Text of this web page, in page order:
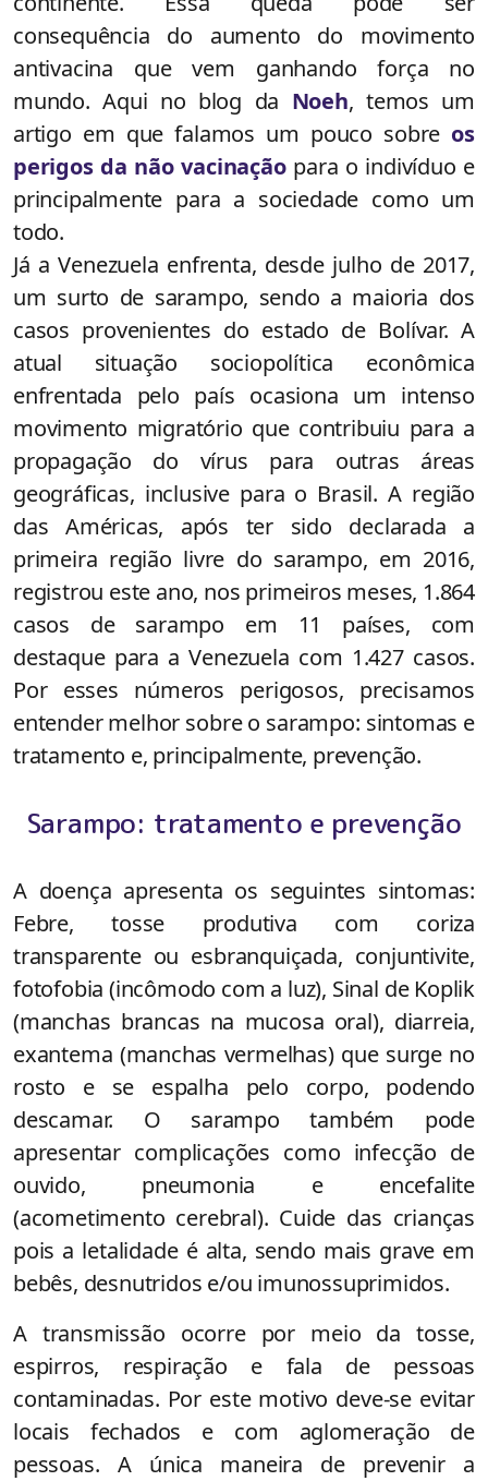
consequência do aumento do movimento
antivacina que vem ganhando força no
mundo. Aqui no blog da Noeh, temos um
artigo em que falamos um pouco sobre os
perigos da não vacinaçãopara o indivíduo e
principalmente para a sociedade como um
todo.
Já a Venezuela enfrenta, desde julho de 2017,
um surto de sarampo, sendo a maioria dos
casos provenientes do estado de Bolívar. A
atual situação sociopolítica econômica
enfrentada pelo país ocasiona um intenso
movimento migratório que contribuiu para a
propagação do vírus para outras áreas
geográficas, inclusive para o Brasil. A região
das Américas, após ter sido declarada a
primeira região livre do sarampo, em 2016,
registrou este ano, nos primeiros meses, 1.864
casos de sarampo em 11 países, com
destaque para a Venezuela com 1.427 casos.
Por esses números perigosos, precisamos
entender melhor sobre o sarampo: sintomas e
tratamento e, principalmente, prevenção.
Sarampo: tratamento e prevenção
A doença apresenta os seguintes sintomas:
Febre, tosse produtiva com coriza
transparente ou esbranquiçada, conjuntivite,
fotofobia (incômodo com a luz), Sinal de Koplik
(manchas brancas na mucosa oral), diarreia,
exantema (manchas vermelhas) que surge no
rosto e se espalha pelo corpo, podendo
descamar. O sarampo também pode
apresentar complicações como infecção de
ouvido, pneumonia e encefalite
(acometimento cerebral). Cuide das crianças
pois a letalidade é alta, sendo mais grave em
bebês, desnutridos e/ou imunossuprimidos.
A transmissão ocorre por meio da tosse,
espirros, respiração e fala de pessoas
contaminadas. Por este motivo deve-se evitar
locais fechados e com aglomeração de
pessoas. A única maneira de prevenir a